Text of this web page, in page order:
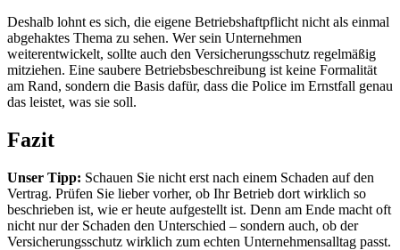
Deshalb lohnt es sich, die eigene Betriebshaftpflicht nicht als einmal
abgehaktes Thema zu sehen. Wer sein Unternehmen
weiterentwickelt, sollte auch den Versicherungsschutz regelmäßig
mitziehen. Eine saubere Betriebsbeschreibung ist keine Formalität
am Rand, sondern die Basis dafür, dass die Police im Ernstfall genau
das leistet, was sie soll.
Fazit
Unser Tipp: Schauen Sie nicht erst nach einem Schaden auf den
Vertrag. Prüfen Sie lieber vorher, ob Ihr Betrieb dort wirklich so
beschrieben ist, wie er heute aufgestellt ist. Denn am Ende macht oft
nicht nur der Schaden den Unterschied – sondern auch, ob der
Versicherungsschutz wirklich zum echten Unternehmensalltag passt.